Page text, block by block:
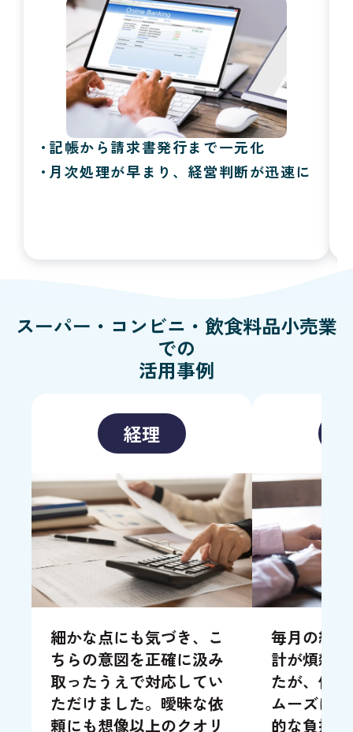
記帳から請求書発行まで一元化
月次処理が早まり、経営判断が迅速に
スーパー・コンビニ・飲食料品小売業
での
活用事例
経理
細かな点にも気づき、こ
ちらの意図を正確に汲み
取ったうえで対応してい
ただけました。曖昧な依
頼にも想像以上のクオリ
毎月の給
計が煩雑
たが、依
ムーズに
的な負担